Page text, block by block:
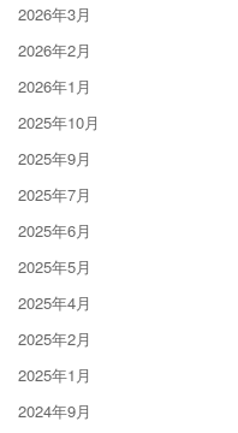
2026年3月
2026年2月
2026年1月
2025年10月
2025年9月
2025年7月
2025年6月
2025年5月
2025年4月
2025年2月
2025年1月
2024年9月